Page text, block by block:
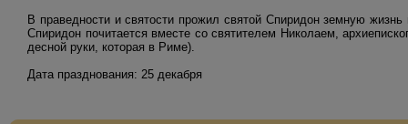
В праведности и святости прожил святой Спиридон земную
Спиридон почитается вместе со святителем Николаем,
десной руки, которая в Риме).
Дата празднования: 25 декабря